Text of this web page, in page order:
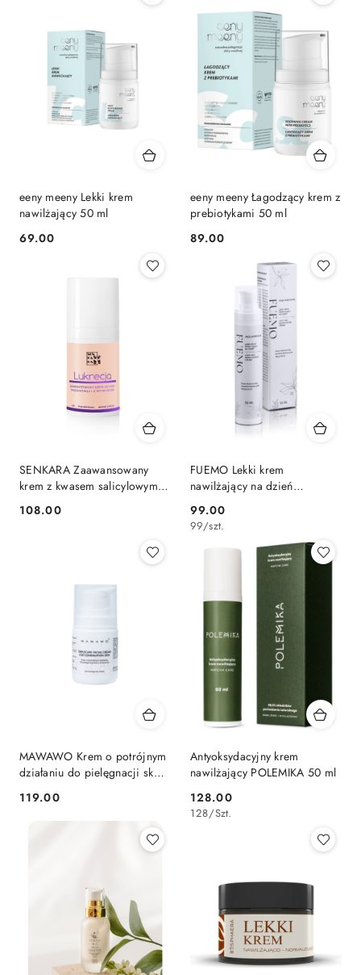
eeny meeny Lekki krem
nawilżający 50 ml
Cena:
69.00
eeny meeny Łagodzący krem z
prebiotykami 50 ml
Cena:
89.00
SENKARA Zaawansowany
krem z kwasem salicylowym
Cena:
108.00
FUEMO Lekki krem
nawilżający na dzień
Cena:
99.00
99/szt.
MAWAWO Krem o potrójnym
działaniu do pielęgnacji skóry
Cena:
119.00
Antyoksydacyjny krem
nawilżający POLEMIKA 50 ml
Cena:
128.00
128/Szt.